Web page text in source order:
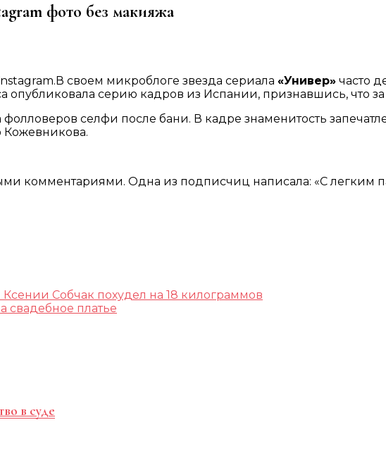
фото без макияжа
своем микроблоге звезда сериала «Универ» часто
опубликовала серию кадров из Испании, признавшись, что
селфи после бани. В кадре знаменитость
Кожевникова.
комментариями. Одна из подписчиц написала: «С легким
Собчак похудел на 18 килограммов
платье
в суде